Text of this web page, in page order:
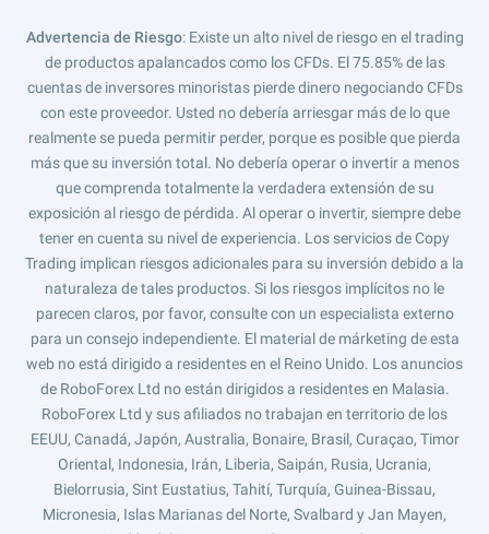
Advertencia de Riesgo: Existe un alto nivel de riesgo en el trading
de productos apalancados como los CFDs. El 75.85% de las
cuentas de inversores minoristas pierde dinero negociando CFDs
con este proveedor. Usted no debería arriesgar más de lo que
realmente se pueda permitir perder, porque es posible que pierda
más que su inversión total. No debería operar o invertir a menos
que comprenda totalmente la verdadera extensión de su
exposición al riesgo de pérdida. Al operar o invertir, siempre debe
tener en cuenta su nivel de experiencia. Los servicios de Copy
Trading implican riesgos adicionales para su inversión debido a la
naturaleza de tales productos. Si los riesgos implícitos no le
parecen claros, por favor, consulte con un especialista externo
para un consejo independiente. El material de márketing de esta
web no está dirigido a residentes en el Reino Unido. Los anuncios
de RoboForex Ltd no están dirigidos a residentes en Malasia.
RoboForex Ltd y sus afiliados no trabajan en territorio de los
EEUU, Canadá, Japón, Australia, Bonaire, Brasil, Curaçao, Timor
Oriental, Indonesia, Irán, Liberia, Saipán, Rusia, Ucrania,
Bielorrusia, Sint Eustatius, Tahití, Turquía, Guinea-Bissau,
Micronesia, Islas Marianas del Norte, Svalbard y Jan Mayen,